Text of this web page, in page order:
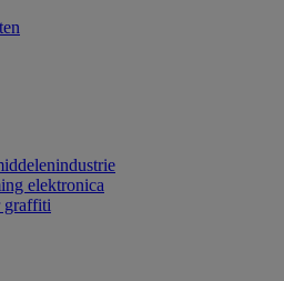
elektronica
graffiti